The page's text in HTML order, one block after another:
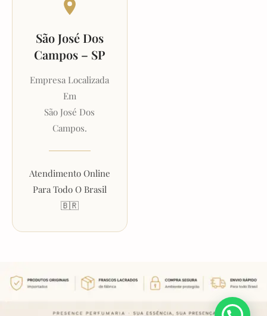
São José Dos
Campos – SP
Empresa Localizada
Em
São José Dos
Campos.
Atendimento Online
Para Todo O Brasil
🇧🇷